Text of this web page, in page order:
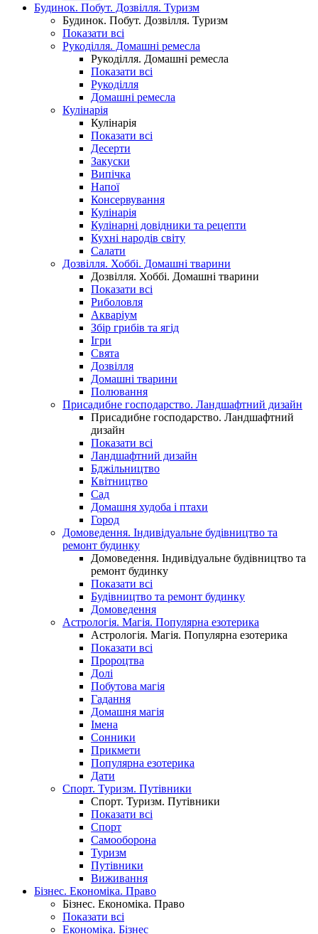
Будинок. Побут. Дозвілля. Туризм
Будинок. Побут. Дозвілля. Туризм
Показати всі
Рукоділля. Домашні ремесла
Рукоділля. Домашні ремесла
Показати всі
Рукоділля
Домашні ремесла
Кулінарія
Кулінарія
Показати всі
Десерти
Закуски
Випічка
Напої
Консервування
Кулінарія
Кулінарні довідники та рецепти
Кухні народів світу
Салати
Дозвілля. Хоббі. Домашні тварини
Дозвілля. Хоббі. Домашні тварини
Показати всі
Риболовля
Акваріум
Збір грибів та ягід
Ігри
Свята
Дозвілля
Домашні тварини
Полювання
Присадибне господарство. Ландшафтний дизайн
Присадибне господарство. Ландшафтний
дизайн
Показати всі
Ландшафтний дизайн
Бджільництво
Квітництво
Сад
Домашня худоба і птахи
Город
Домоведення. Індивідуальне будівництво та
ремонт будинку
Домоведення. Індивідуальне будівництво та
ремонт будинку
Показати всі
Будівництво та ремонт будинку
Домоведення
Астрологія. Магія. Популярна езотерика
Астрологія. Магія. Популярна езотерика
Показати всі
Пророцтва
Долі
Побутова магія
Гадання
Домашня магія
Імена
Сонники
Прикмети
Популярна езотерика
Дати
Спорт. Туризм. Путівники
Спорт. Туризм. Путівники
Показати всі
Спорт
Самооборона
Туризм
Путівники
Виживання
Бізнес. Економіка. Право
Бізнес. Економіка. Право
Показати всі
Економіка. Бізнес